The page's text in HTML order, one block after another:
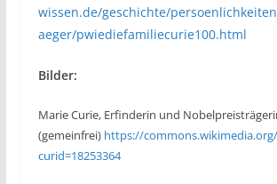
wissen.de/geschichte/
aeger/pwiediefamiliecurie100.html
Bilder:
Marie Curie, Erfinderin und
(gemeinfrei) https://
curid=18253364